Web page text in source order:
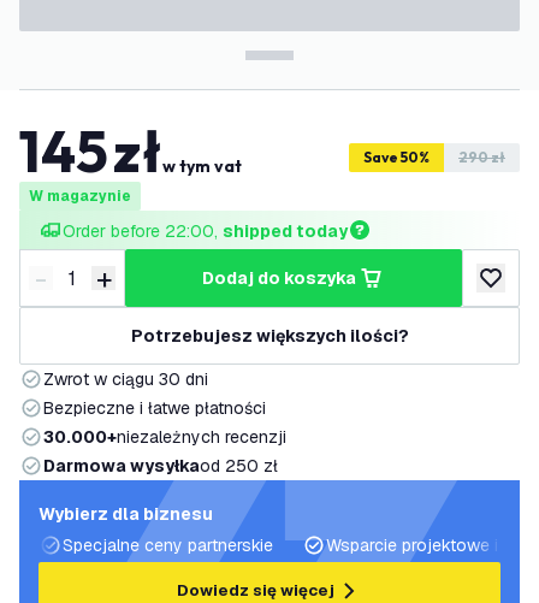
145złw tym vat Save 50% 290 zł
W magazynie
Order before 22:00, shipped today
Zmniejsz ilość
- Zwiększ ilość
+ dodaj do koszyka
dodaj
Potrzebujesz większych ilości?
Zwrot w ciągu 30 dni
Bezpieczne i łatwe płatności
30.000+niezależnych recenzji
Darmowa wysyłkaod 250 zł
Wybierz dla biznesu
Specjalne ceny partnerskie
Wsparcie projektowe i
Dowiedz się więcej